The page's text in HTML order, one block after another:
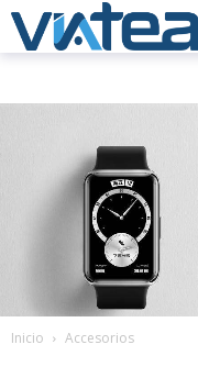
Inicio Accesorios